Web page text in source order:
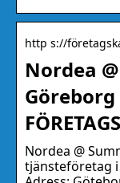
http s://
Nordea
Göreborg
Nordea @
tjänsteföretag